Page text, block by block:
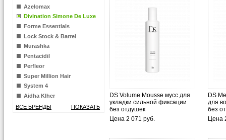
Azelomax
Divination Simone De Luxe
Forme Essentials
Lock Stock & Barrel
Murashka
Pentacidil
Perfleor
Super Million Hair
System 4
Aidha Klher
ВСЕ БРЕНДЫ
ПОКАЗАТЬ
DS Volume Mousse мусс для
укладки сильной фиксации
без отдушек
Цена 2 071 руб.
DS
для
без
Цена